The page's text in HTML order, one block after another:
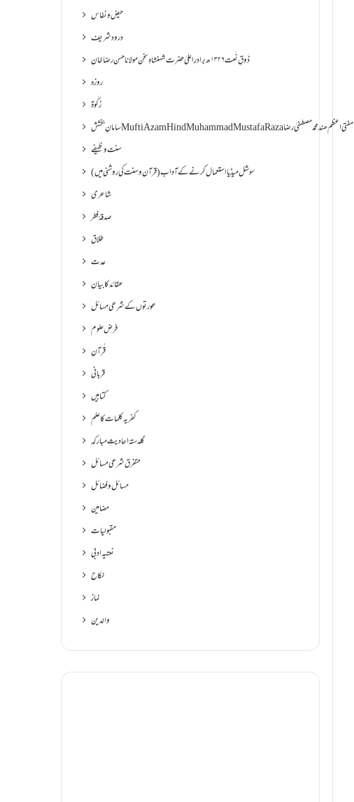
حیض و نفاس
درود شریف
ذَوقِ نَعت ۱۳۲۶ھ برادرِ اعلیٰ حضرت شہنشاہِ سخن مولانا حسن رضا خان
روزہ
زکٰوۃ
سامانِ بخشش Mufti Azam Hind Muhammad Mustafa Raza مفتی اعظم ھند محمد مصطفیٰ رضا
سنت وظیفے
سوشل میڈیا استعمال کرنے کے آداب (قرآن و سنت کی روشنی میں)
شاعری
صدقۂ فطر
طلاق
عدت
عقائد کا بیان
عورتوں کے شرعی مسائل
فرض علوم
قُرآنِ
قربانی
کتابیں
کفریہ کلمات کا علم
گلدستۂ احادیثِ مبارکہ
متفرق شرعی مسائل
مسائل و فضائل
مضامین
مقبولیات
نعتیہ ادبی
نکاح
نماز
والدین